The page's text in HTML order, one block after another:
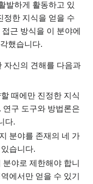
발하게 활동하고 있
정한 지식을 얻을 수
근 방식을 이 분야에
했습니다.
자신의 견해를 다음과
때에만 진정한 지식
연구 도구와 방법론은
다.
분야를 존재의 네 가
습니다.
야로 제한해야 합니
에서만 얻을 수 있기